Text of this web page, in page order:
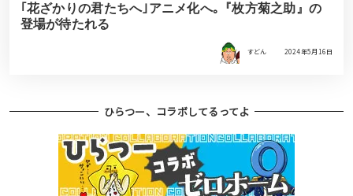
｢花ざかりの君たちへ｣アニメ化へ｡『枚方菊之助』の
登場が待たれる
すどん 2024年5月16日
ひらつー、コラボしてるってよ